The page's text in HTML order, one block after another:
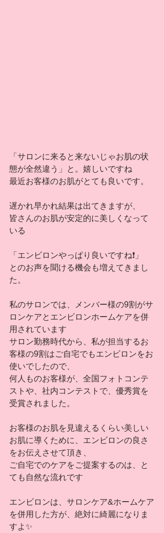
「サロンに来ると来ないじゃお肌の状
態が全然違う」と。嬉しいですね
最近お客様のお肌がとても良いです。
遅かれ早かれ結果は出てきますが、
皆さんのお肌が安定的に美しくなって
いる
「エンビロンやっぱり良いですね❗️」
とのお声を聞ける機会も増えてきまし
た。
私のサロンでは、メンバー様の9割がサ
ロンケアとエンビロンホームケアを併
用されています
サロン勤務時代から、私が担当するお
客様の9割はご自宅でもエンビロンをお
使いでしたので、
何人ものお客様が、全国フォトコンテ
ストや、社内コンテストで、優秀賞を
受賞されました。
お客様のお肌を見違えるくらい美しい
お肌に導くために、エンビロンの良さ
をお伝えさせて頂き、
ご自宅でのケアをご提案するのは、と
ても自然な流れです
エンビロンは、サロンケア&ホームケア
を併用した方が、絶対に綺麗になりま
すよ✨